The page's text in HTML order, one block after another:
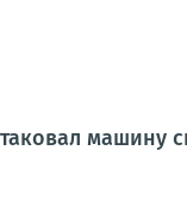
машину